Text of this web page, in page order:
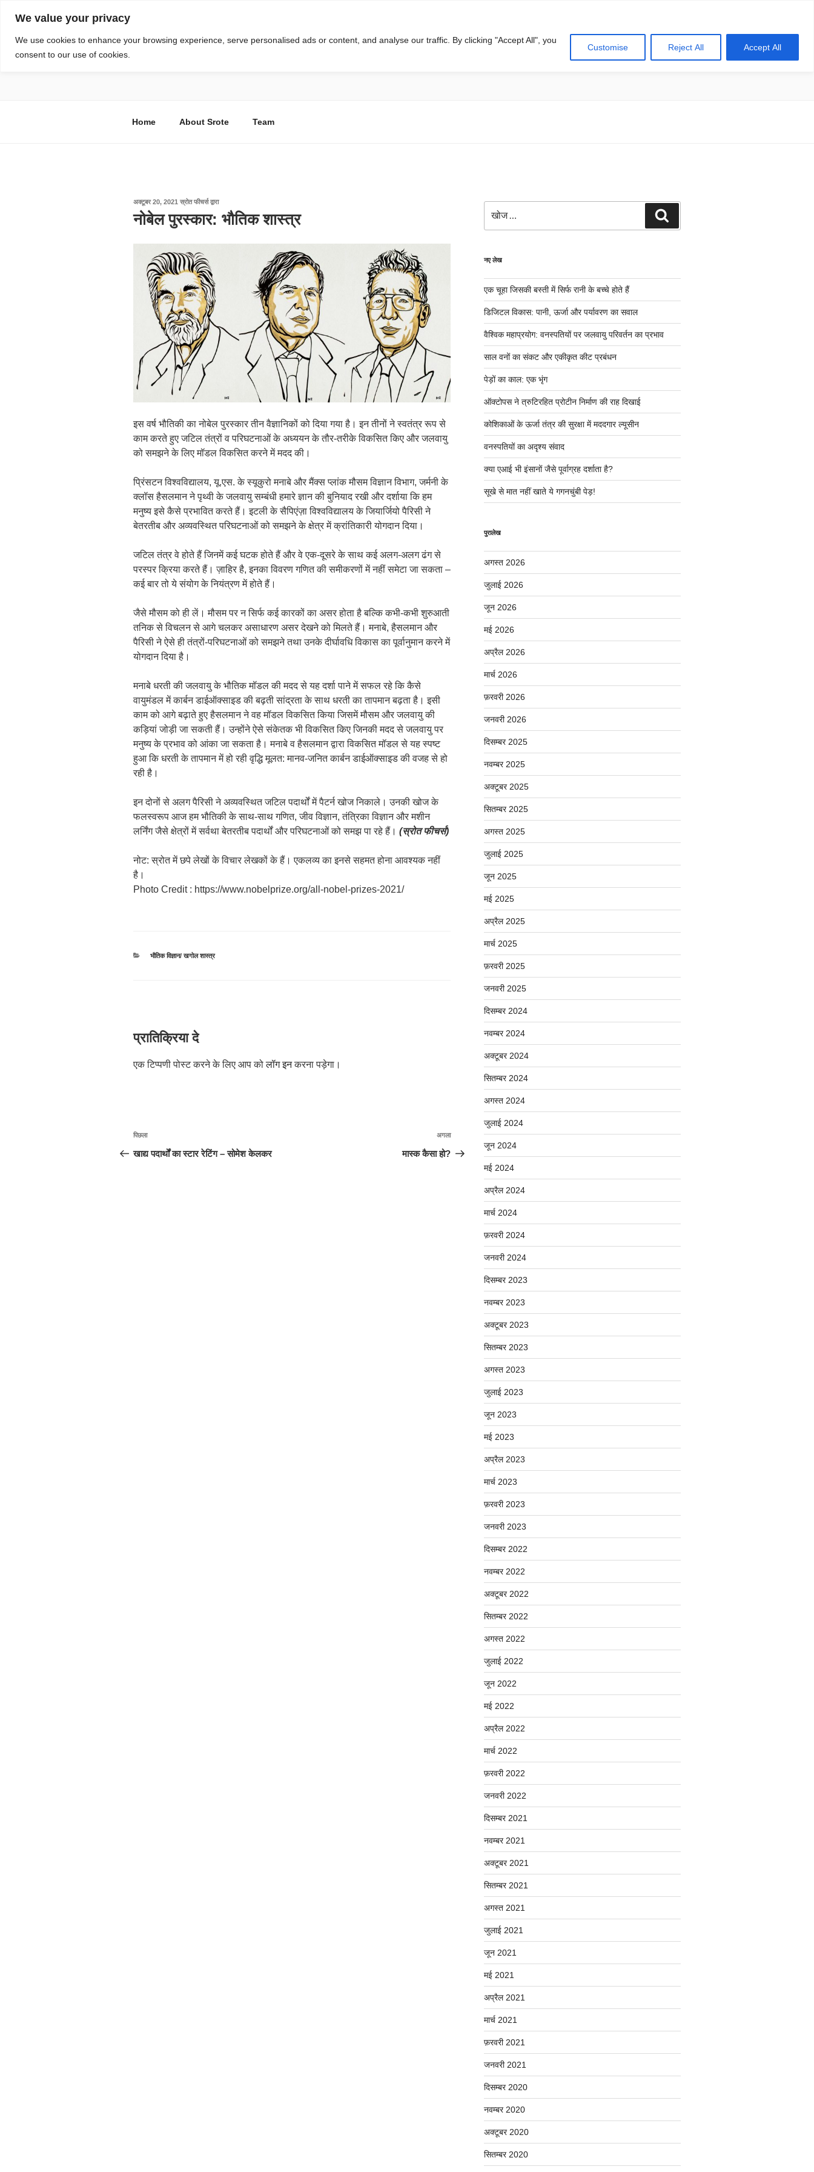
We value your privacy
We use cookies to enhance your browsing experience, serve personalised ads or content, and analyse our traffic. By clicking "Accept All", you
consent to our use of cookies.
Customise Reject All Accept All
स्रोत
Home About Srote Team
अक्टूबर 20, 2021 पर
किया
स्रोत फीचर्सद्वारा
नोबेल पुरस्कार: भौतिक शास्त्र
इस वर्ष भौतिकी का नोबेल पुरस्कार तीन वैज्ञानिकों को दिया गया है। इन तीनों ने स्वतंत्र रूप से
काम करते हुए जटिल तंत्रों व परिघटनाओं के अध्ययन के तौर-तरीके विकसित किए और जलवायु
को समझने के लिए मॉडल विकसित करने में मदद की।
प्रिंसटन विश्वविद्यालय, यू.एस. के स्यूकुरो मनाबे और मैंक्स प्लांक मौसम विज्ञान विभाग, जर्मनी के
क्लॉस हैसलमान ने पृथ्वी के जलवायु सम्बंधी हमारे ज्ञान की बुनियाद रखी और दर्शाया कि हम
मनुष्य इसे कैसे प्रभावित करते हैं। इटली के सैपिएंज़ा विश्वविद्यालय के जियार्जियो पैरिसी ने
बेतरतीब और अव्यवस्थित परिघटनाओं को समझने के क्षेत्र में क्रांतिकारी योगदान दिया।
जटिल तंत्र वे होते हैं जिनमें कई घटक होते हैं और वे एक-दूसरे के साथ कई अलग-अलग ढंग से
परस्पर क्रिया करते हैं। ज़ाहिर है, इनका विवरण गणित की समीकरणों में नहीं समेटा जा सकता –
कई बार तो ये संयोग के नियंत्रण में होते हैं।
जैसे मौसम को ही लें। मौसम पर न सिर्फ कई कारकों का असर होता है बल्कि कभी-कभी शुरुआती
तनिक से विचलन से आगे चलकर असाधारण असर देखने को मिलते हैं। मनाबे, हैसलमान और
पैरिसी ने ऐसे ही तंत्रों-परिघटनाओं को समझने तथा उनके दीर्घावधि विकास का पूर्वानुमान करने में
योगदान दिया है।
मनाबे धरती की जलवायु के भौतिक मॉडल की मदद से यह दर्शा पाने में सफल रहे कि कैसे
वायुमंडल में कार्बन डाईऑक्साइड की बढ़ती सांद्रता के साथ धरती का तापमान बढ़ता है। इसी
काम को आगे बढ़ाते हुए हैसलमान ने वह मॉडल विकसित किया जिसमें मौसम और जलवायु की
कड़ियां जोड़ी जा सकती हैं। उन्होंने ऐसे संकेतक भी विकसित किए जिनकी मदद से जलवायु पर
मनुष्य के प्रभाव को आंका जा सकता है। मनाबे व हैसलमान द्वारा विकसित मॉडल से यह स्पष्ट
हुआ कि धरती के तापमान में हो रही वृद्धि मूलत: मानव-जनित कार्बन डाईऑक्साइड की वजह से हो
रही है।
इन दोनों से अलग पैरिसी ने अव्यवस्थित जटिल पदार्थों में पैटर्न खोज निकाले। उनकी खोज के
फलस्वरूप आज हम भौतिकी के साथ-साथ गणित, जीव विज्ञान, तंत्रिका विज्ञान और मशीन
लर्निंग जैसे क्षेत्रों में सर्वथा बेतरतीब पदार्थों और परिघटनाओं को समझ पा रहे हैं। (स्रोत फीचर्स)
नोट: स्रोत में छपे लेखों के विचार लेखकों के हैं। एकलव्य का इनसे सहमत होना आवश्यक नहीं
है।
Photo Credit : https://www.nobelprize.org/all-nobel-prizes-2021/
श्रेणियाँ
भौतिक विज्ञान/ खगोल शास्त्र
प्रातिक्रिया दे
एक टिप्पणी पोस्ट करने के लिए आप कोलॉग इनकरना पड़ेगा।
पोस्ट
नेविगेशन
पिछला
पोस्ट:
पिछला
खाद्य पदार्थों का स्टार रेटिंग – सोमेश केलकर
अगली
पोस्ट
अगला
मास्क कैसा हो?
नए लेख
एक चूहा जिसकी बस्ती में सिर्फ रानी के बच्चे होते हैं
डिजिटल विकास: पानी, ऊर्जा और पर्यावरण का सवाल
वैश्विक महाप्रयोग: वनस्पतियों पर जलवायु परिवर्तन का प्रभाव
साल वनों का संकट और एकीकृत कीट प्रबंधन
पेड़ों का काल: एक भृंग
ऑक्टोपस ने त्रुटिरहित प्रोटीन निर्माण की राह दिखाई
कोशिकाओं के ऊर्जा तंत्र की सुरक्षा में मददगार ल्यूसीन
वनस्पतियों का अदृश्य संवाद
क्या एआई भी इंसानों जैसे पूर्वाग्रह दर्शाता है?
सूखे से मात नहीं खाते ये गगनचुंबी पेड़!
पुरालेख
अगस्त 2026
जुलाई 2026
जून 2026
मई 2026
अप्रैल 2026
मार्च 2026
फ़रवरी 2026
जनवरी 2026
दिसम्बर 2025
नवम्बर 2025
अक्टूबर 2025
सितम्बर 2025
अगस्त 2025
जुलाई 2025
जून 2025
मई 2025
अप्रैल 2025
मार्च 2025
फ़रवरी 2025
जनवरी 2025
दिसम्बर 2024
नवम्बर 2024
अक्टूबर 2024
सितम्बर 2024
अगस्त 2024
जुलाई 2024
जून 2024
मई 2024
अप्रैल 2024
मार्च 2024
फ़रवरी 2024
जनवरी 2024
दिसम्बर 2023
नवम्बर 2023
अक्टूबर 2023
सितम्बर 2023
अगस्त 2023
जुलाई 2023
जून 2023
मई 2023
अप्रैल 2023
मार्च 2023
फ़रवरी 2023
जनवरी 2023
दिसम्बर 2022
नवम्बर 2022
अक्टूबर 2022
सितम्बर 2022
अगस्त 2022
जुलाई 2022
जून 2022
मई 2022
अप्रैल 2022
मार्च 2022
फ़रवरी 2022
जनवरी 2022
दिसम्बर 2021
नवम्बर 2021
अक्टूबर 2021
सितम्बर 2021
अगस्त 2021
जुलाई 2021
जून 2021
मई 2021
अप्रैल 2021
मार्च 2021
फ़रवरी 2021
जनवरी 2021
दिसम्बर 2020
नवम्बर 2020
अक्टूबर 2020
सितम्बर 2020